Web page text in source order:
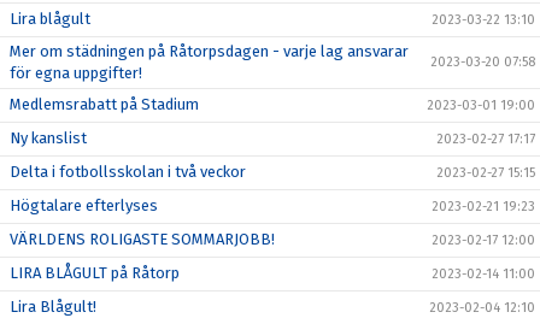
Lira blågult 2023-03-22 13:10
Mer om städningen på Råtorpsdagen - varje lag ansvarar
för egna uppgifter!
2023-03-20 07:58
Medlemsrabatt på Stadium 2023-03-01 19:00
Ny kanslist 2023-02-27 17:17
Delta i fotbollsskolan i två veckor 2023-02-27 15:15
Högtalare efterlyses 2023-02-21 19:23
VÄRLDENS ROLIGASTE SOMMARJOBB! 2023-02-17 12:00
LIRA BLÅGULT på Råtorp 2023-02-14 11:00
Lira Blågult! 2023-02-04 12:10